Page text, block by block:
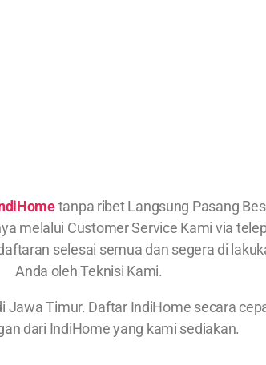
tanpa ribet Langsung Pasang
melalui Customer Service Kami via
selesai semua dan segera di
Anda oleh Teknisi Kami.
Timur. Daftar IndiHome secara
dari IndiHome yang kami sediakan.